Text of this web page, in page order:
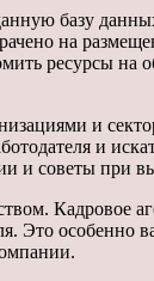
базу
на
ресурсы на
и
и
и советы при
Кадровое
Это особенно